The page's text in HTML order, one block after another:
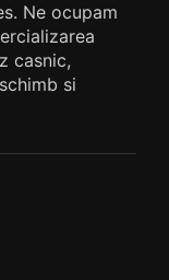
Ne ocupam
casnic,
si